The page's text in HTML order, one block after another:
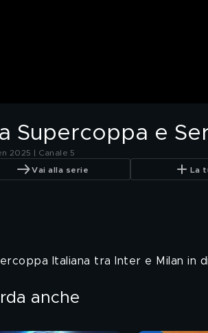
Supercoppa e
2025 | Canale 5
Vai alla serie La
Italiana tra Inter e Milan in
anche